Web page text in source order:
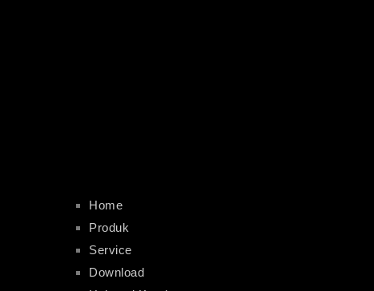
Home
Produk
Service
Download